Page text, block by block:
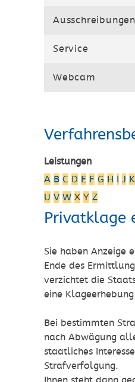
Ausschreibungen
Service
Webcam
Leistungen
A B C D E F G H I J K
U V W X Y Z
Privatklage
Sie haben Anzeige
Ende des
verzichtet die
eine
Bei bestimmten
nach Abwägung
staatliches
Strafverfolgung.